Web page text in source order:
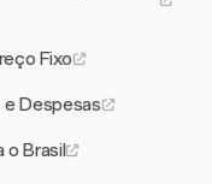
Fixo
e Despesas
o Brasil